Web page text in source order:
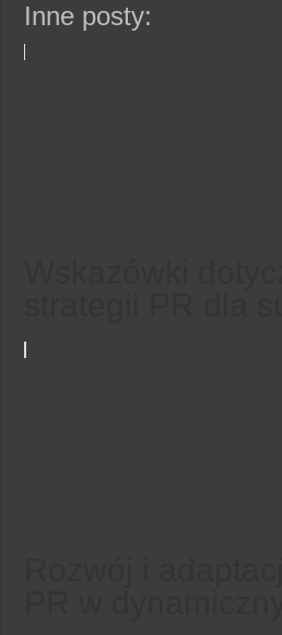
Inne posty: